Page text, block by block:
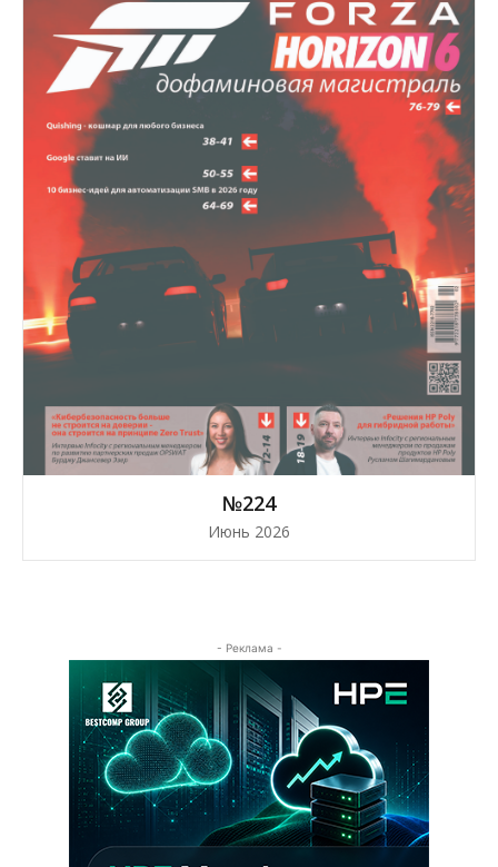
№224
Июнь 2026
- Реклама -